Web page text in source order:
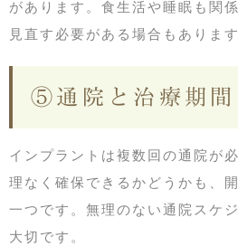
があります。食生活や睡眠も関
見直す必要がある場合もあります
⑤通院と治療期間
インプラントは複数回の通院が
理なく確保できるかどうかも、
一つです。無理のない通院スケ
大切です。